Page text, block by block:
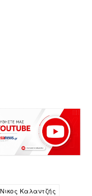
Νικος Καλαντζής